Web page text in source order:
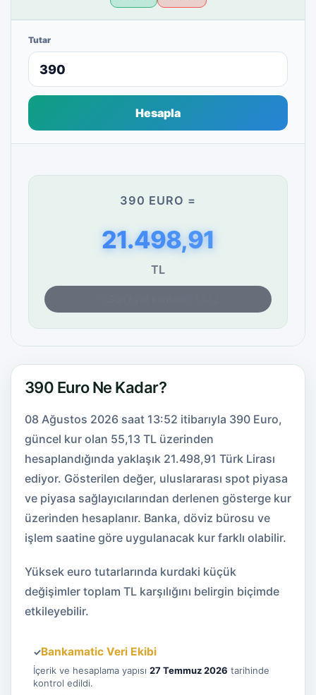
Tutar
Hesapla
390 EURO =
21.498,91
TL
390 Euro Ne Kadar?
08 Ağustos 2026 saat 13:52 itibarıyla 390 Euro,
güncel kur olan 55,13 TL üzerinden
hesaplandığında yaklaşık 21.498,91 Türk Lirası
ediyor. Gösterilen değer, uluslararası spot piyasa
ve piyasa sağlayıcılarından derlenen gösterge kur
üzerinden hesaplanır. Banka, döviz bürosu ve
işlem saatine göre uygulanacak kur farklı olabilir.
Yüksek euro tutarlarında kurdaki küçük
değişimler toplam TL karşılığını belirgin biçimde
etkileyebilir.
✓Bankamatic Veri Ekibi
İçerik ve hesaplama yapısı 27 Temmuz 2026 tarihinde
kontrol edildi.